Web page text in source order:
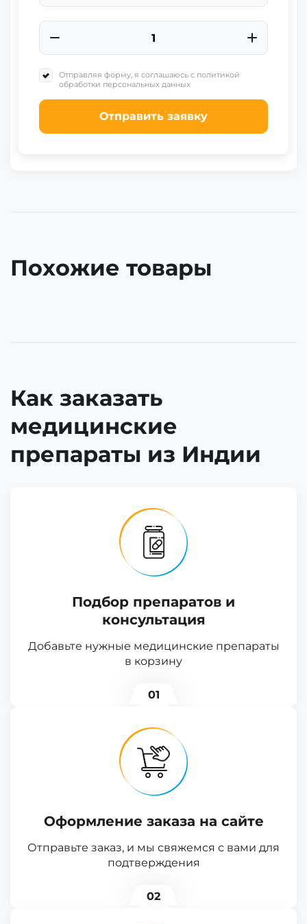
+91
Отправляя форму, я соглашаюсь с политикой
обработки персональных данных
Отправить заявку
Похожие товары
Как заказать
медицинские
препараты из Индии
Подбор препаратов и
консультация
Добавьте нужные медицинские препараты
в корзину
01
Оформление заказа на сайте
Отправьте заказ, и мы свяжемся с вами для
подтверждения
02